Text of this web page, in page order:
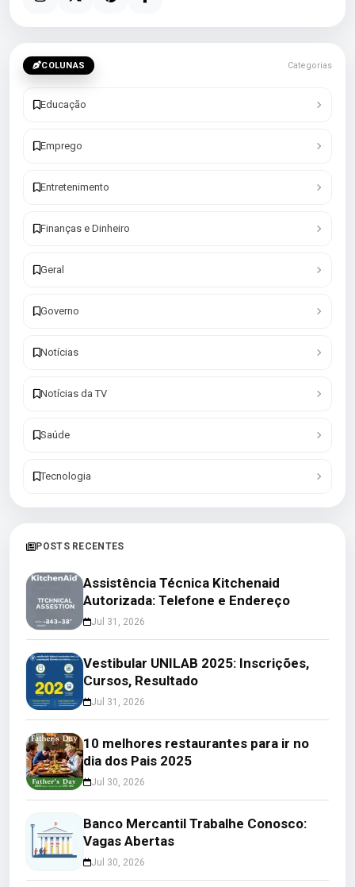
COLUNAS Categorias
Educação
Emprego
Entretenimento
Finanças e Dinheiro
Geral
Governo
Notícias
Notícias da TV
Saúde
Tecnologia
POSTS RECENTES
Assistência Técnica Kitchenaid
Autorizada: Telefone e Endereço
Jul 31, 2026
Vestibular UNILAB 2025: Inscrições,
Cursos, Resultado
Jul 31, 2026
10 melhores restaurantes para ir no
dia dos Pais 2025
Jul 30, 2026
Banco Mercantil Trabalhe Conosco:
Vagas Abertas
Jul 30, 2026